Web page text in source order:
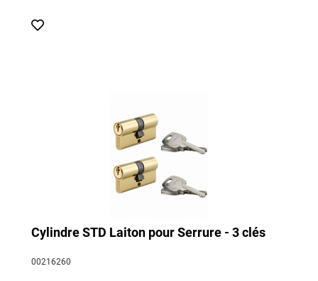
Cylindre STD Laiton pour Serrure - 3 clés
00216260